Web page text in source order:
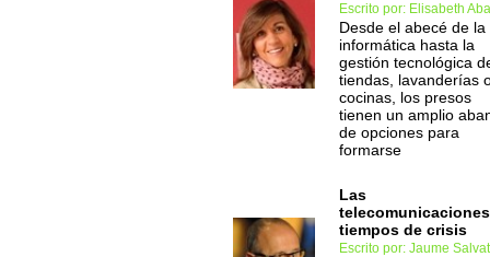
Escrito por: Elisabeth
Desde el abecé de la
informática hasta la
gestión tecnológica
tiendas, lavanderías
cocinas, los presos
tienen un amplio
de opciones para
formarse
Las
tiempos de crisis
Escrito por: Jaume Salvat